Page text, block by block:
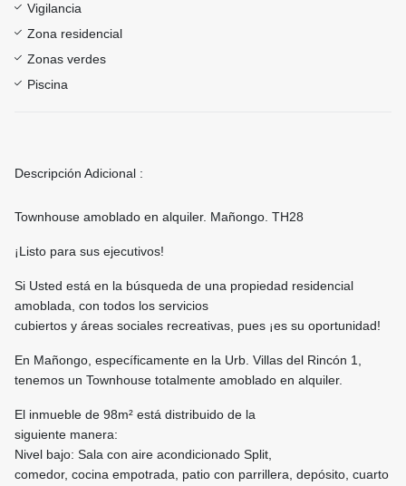
Vigilancia
Zona residencial
Zonas verdes
Piscina
Descripción Adicional :
Townhouse amoblado en alquiler. Mañongo. TH28
¡Listo para sus ejecutivos!
Si Usted está en la búsqueda de una propiedad residencial
amoblada, con todos los servicios
cubiertos y áreas sociales recreativas, pues ¡es su oportunidad!
En Mañongo, específicamente en la Urb. Villas del Rincón 1,
tenemos un Townhouse totalmente amoblado en alquiler.
El inmueble de 98m² está distribuido de la
siguiente manera:
Nivel bajo: Sala con aire acondicionado Split,
comedor, cocina empotrada, patio con parrillera, depósito, cuarto